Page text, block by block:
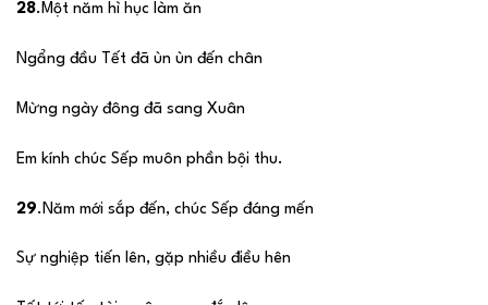
28.Một năm hì hục làm ăn
Ngẩng đầu Tết đã ùn ùn đến chân
Mừng ngày đông đã sang Xuân
Em kính chúc Sếp muôn phần bội thu.
29.Năm mới sắp đến, chúc Sếp đáng mến
Sự nghiệp tiến lên, gặp nhiều điều hên